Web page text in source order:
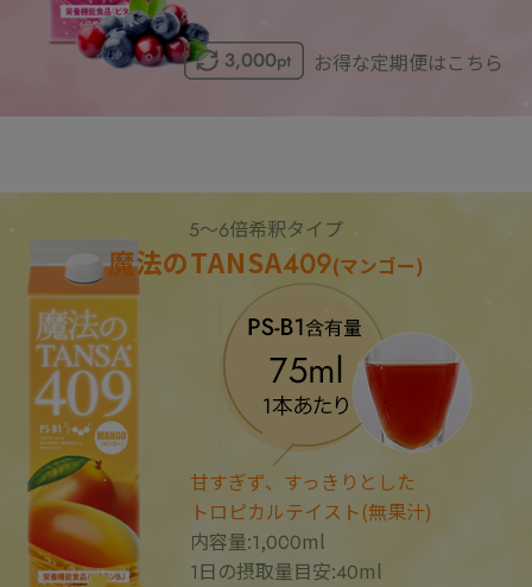
お得な定期便はこちら
5～6倍希釈タイプ
魔法のTANSA409(マンゴー)
甘すぎず、すっきりとした
トロピカルテイスト(無果汁)
内容量:1,000ml
1日の摂取量目安:40ml